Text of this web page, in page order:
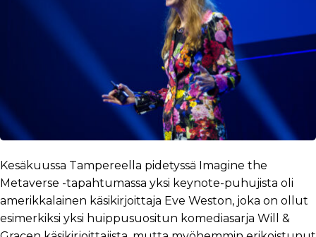
Kesäkuussa Tampereella pidetyssä Imagine the
Metaverse -tapahtumassa yksi keynote-puhujista oli
amerikkalainen käsikirjoittaja Eve Weston, joka on ollut
esimerkiksi yksi huippusuositun komediasarja Will &